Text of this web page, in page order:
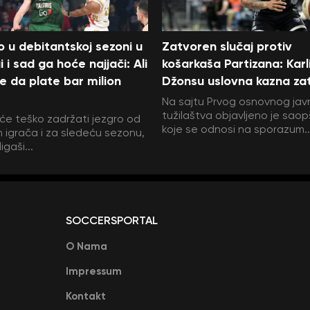
u debitantskoj sezoni u
i sad ga hoće najjači: Ali
da plate bar milion
teško zadržati jezgro od
igrača i za sledeću sezonu,
Zatvoren slučaj protiv
košarkaša Partizana:
Džonsu uslovna kazna
Na sajtu Prvog osnovnog
tužilaštva objavljeno je
koje se odnosi na
SOCCERSPORTAL
O Nama
Impressum
Kontakt